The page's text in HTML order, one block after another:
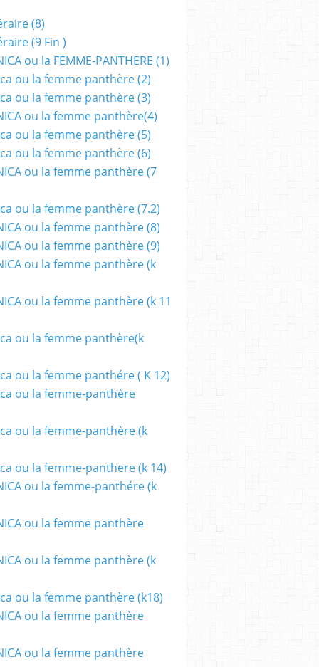
(8)
(9 Fin )
ou la FEMME-PANTHERE (1)
ou la femme panthère (2)
ou la femme panthère (3)
ou la femme panthère(4)
ou la femme panthère (5)
ou la femme panthère (6)
ou la femme panthère (7
ou la femme panthère (7.2)
ou la femme panthère (8)
ou la femme panthère (9)
ou la femme panthère (k
ou la femme panthère (k 11
ou la femme panthère(k
ou la femme panthére ( K 12)
ou la femme-panthère
ou la femme-panthère (k
ou la femme-panthere (k 14)
ou la femme-panthére (k
ou la femme panthère
ou la femme panthère (k
ou la femme panthère (k18)
ou la femme panthère
ou la femme panthère